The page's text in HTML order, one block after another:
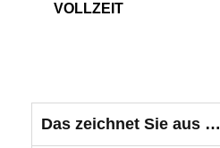
VOLLZEIT
Das zeichnet Sie aus …